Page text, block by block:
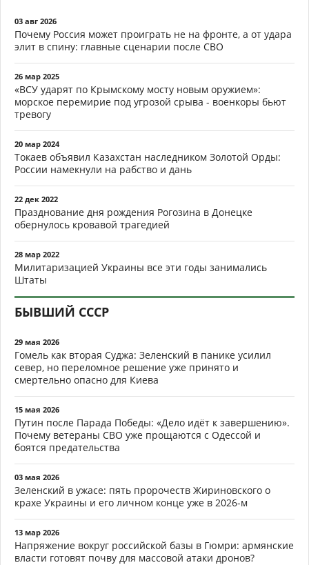
03 авг 2026
Почему Россия может проиграть не на фронте, а от удара
элит в спину: главные сценарии после СВО
26 мар 2025
«ВСУ ударят по Крымскому мосту новым оружием»:
морское перемирие под угрозой срыва - военкоры бьют
тревогу
20 мар 2024
Токаев объявил Казахстан наследником Золотой Орды:
России намекнули на рабство и дань
22 дек 2022
Празднование дня рождения Рогозина в Донецке
обернулось кровавой трагедией
28 мар 2022
Милитаризацией Украины все эти годы занимались
Штаты
БЫВШИЙ СССР
29 мая 2026
Гомель как вторая Суджа: Зеленский в панике усилил
север, но переломное решение уже принято и
смертельно опасно для Киева
15 мая 2026
Путин после Парада Победы: «Дело идёт к завершению».
Почему ветераны СВО уже прощаются с Одессой и
боятся предательства
03 мая 2026
Зеленский в ужасе: пять пророчеств Жириновского о
крахе Украины и его личном конце уже в 2026-м
13 мар 2026
Напряжение вокруг российской базы в Гюмри: армянские
власти готовят почву для массовой атаки дронов?